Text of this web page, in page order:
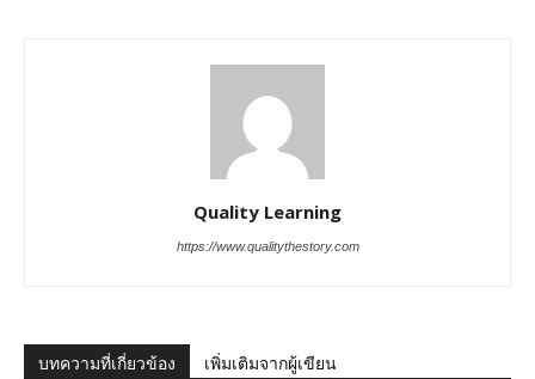
Quality Learning
https://www.qualitythestory.com
บทความที่เกี่ยวข้อง เพิ่มเติมจากผู้เขียน